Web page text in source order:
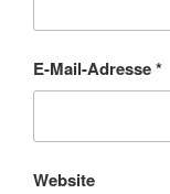
E-Mail-Adresse*
Website